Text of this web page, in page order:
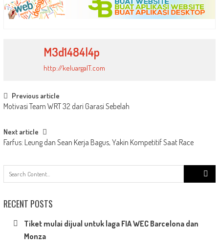
M3d1484l4p
http://keluargaIT.com
Post
navigation
Previous article
Motivasi Team WRT 32 dari Garasi Sebelah
Next article
Farfus: Leung dan Sean Kerja Bagus, Yakin Kompetitif Saat Race
Search
for:
RECENT POSTS
Tiket mulai dijual untuk laga FIA WEC Barcelona dan
Monza